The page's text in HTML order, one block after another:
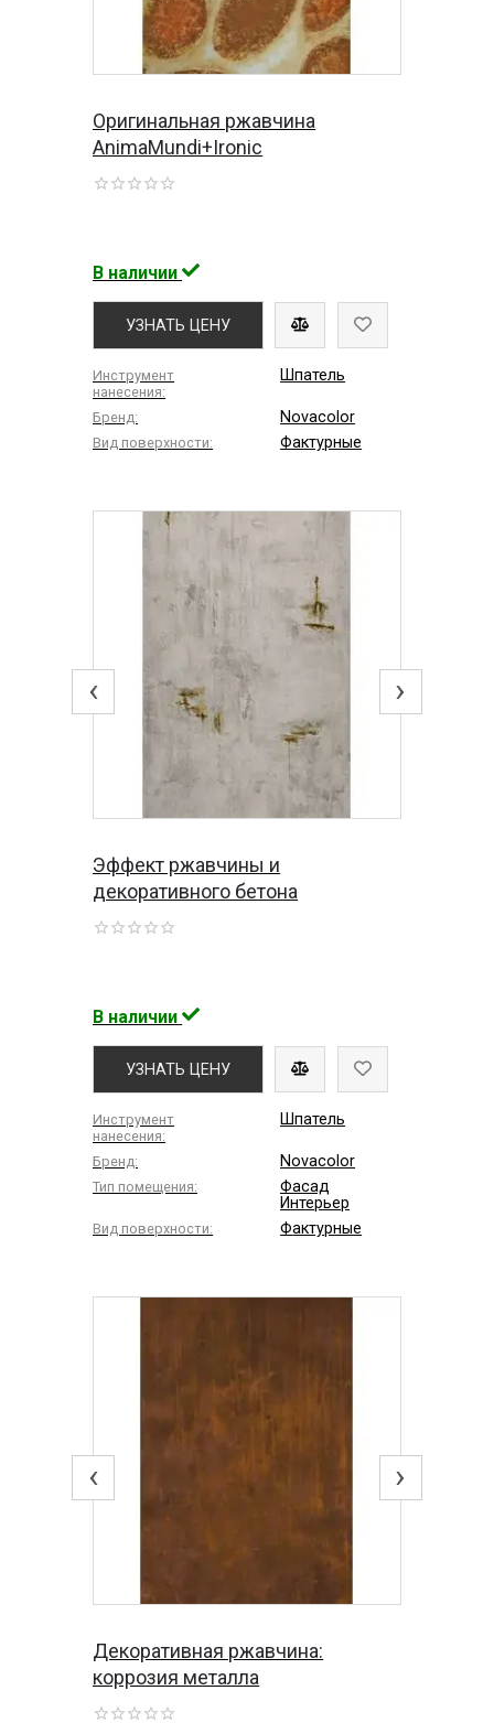
Оригинальная ржавчина
AnimaMundi+Ironic
В наличии
УЗНАТЬ ЦЕНУ
Инструмент
нанесения:
Шпатель
Бренд: Novacolor
Вид поверхности: Фактурные
‹ ›
Эффект ржавчины и
декоративного бетона
В наличии
УЗНАТЬ ЦЕНУ
Инструмент
нанесения:
Шпатель
Бренд: Novacolor
Тип помещения:
Фасад
Интерьер
Вид поверхности: Фактурные
‹ ›
Декоративная ржавчина:
коррозия металла